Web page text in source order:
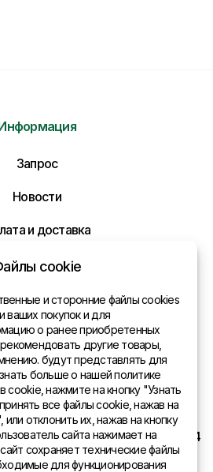
нам сообщение
ваше сообщение и мы ответим
Запрос
Новости
и доставка
конфиденциальности
Контакты
информация
в мире
Адрес
A.Pumpura iela 104b LV 5404
cookie
и сторонние файлы cookies
ваших покупок и для
о ранее приобретенных
другие товары,
будут представлять для
больше о нашей политике
cookie, нажмите на кнопку "Узнать
все файлы cookie, нажав на
или отклонить их, нажав на кнопку
сайта нажимает на
сохраняет технические файлы
для функционирования